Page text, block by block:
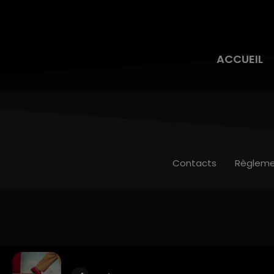
ACCUEIL
Contacts